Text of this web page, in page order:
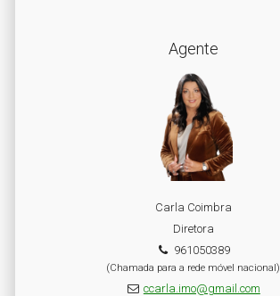
Agente
Carla Coimbra
Diretora
961050389
(Chamada para a rede móvel nacional)
ccarla.imo@gmail.com